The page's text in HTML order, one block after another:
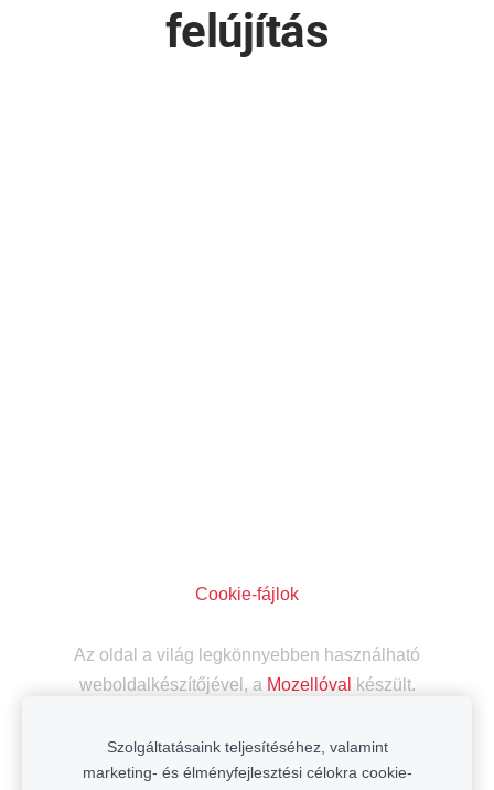
felújítás
Cookie-fájlok
Az oldal a világ legkönnyebben használható
weboldalkészítőjével, a Mozellóval készült.
Szolgáltatásaink teljesítéséhez, valamint
marketing- és élményfejlesztési célokra cookie-